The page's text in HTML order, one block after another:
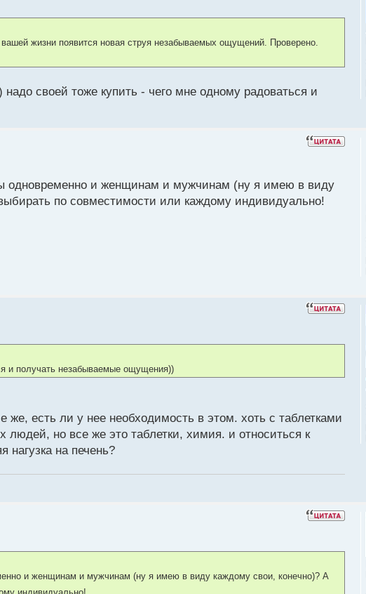
жизни появится новая струя незабываемых ощущений. Проверено.
своей тоже купить - чего мне одному радоваться и
одновременно и женщинам и мужчинам (ну я имею в виду
по совместимости или каждому индивидуально!
и получать незабываемые ощущения))
же, есть ли у нее необходимость в этом. хоть с таблетками
но все же это таблетки, химия. и относиться к
на печень?
и женщинам и мужчинам (ну я имею в виду каждому свои, конечно)? А